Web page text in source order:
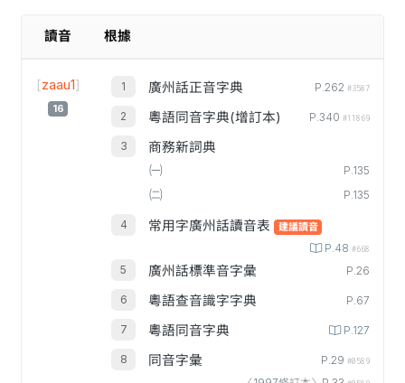
讀音 根據
[zaau1]
16
廣州話正音字典 P.262 #3587
粵語同音字典(增訂本) P.340 #11869
商務新詞典
㈠
P.135
㈡ P.135
常用字廣州話讀音表 建議讀音
P.48 #668
廣州話標準音字彙 P.26
粵語查音識字字典 P.67
粵語同音字典 P.127
同音字彙 P.29 #0589